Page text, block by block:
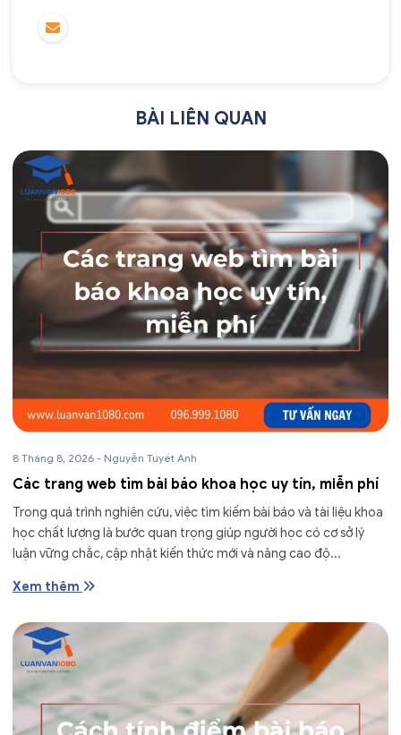
BÀI LIÊN QUAN
8 Tháng 8, 2026 - Nguyễn Tuyết Anh
Các trang web tìm bài báo khoa học uy tín, miễn phí
Trong quá trình nghiên cứu, việc tìm kiếm bài báo và tài liệu khoa
học chất lượng là bước quan trọng giúp người học có cơ sở lý
luận vững chắc, cập nhật kiến thức mới và nâng cao độ...
Xem thêm